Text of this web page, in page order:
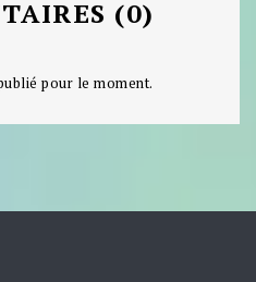
(0)
pour le moment.